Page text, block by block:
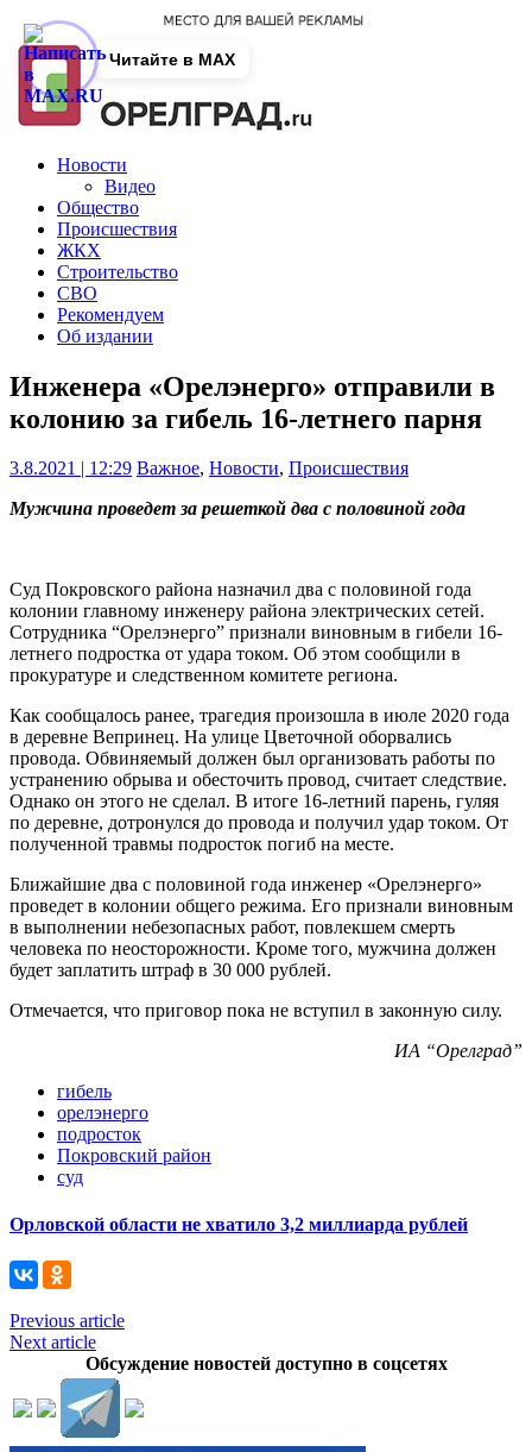
Новости
Видео
Общество
Происшествия
ЖКХ
Строительство
СВО
Рекомендуем
Об издании
Инженера «Орелэнерго» отправили в
колонию за гибель 16-летнего парня
3.8.2021 | 12:29 Важное, Новости, Происшествия
Мужчина проведет за решеткой два с половиной года
Суд Покровского района назначил два с половиной года
колонии главному инженеру района электрических сетей.
Сотрудника “Орелэнерго” признали виновным в гибели 16-
летнего подростка от удара током. Об этом сообщили в
прокуратуре и следственном комитете региона.
Как сообщалось ранее, трагедия произошла в июле 2020 года
в деревне Вепринец. На улице Цветочной оборвались
провода. Обвиняемый должен был организовать работы по
устранению обрыва и обесточить провод, считает следствие.
Однако он этого не сделал. В итоге 16-летний парень, гуляя
по деревне, дотронулся до провода и получил удар током. От
полученной травмы подросток погиб на месте.
Ближайшие два с половиной года инженер «Орелэнерго»
проведет в колонии общего режима. Его признали виновным
в выполнении небезопасных работ, повлекшем смерть
человека по неосторожности. Кроме того, мужчина должен
будет заплатить штраф в 30 000 рублей.
Отмечается, что приговор пока не вступил в законную силу.
ИА “Орелград”
гибель
орелэнерго
подросток
Покровский район
суд
Орловской области не хватило 3,2 миллиарда рублей
Previous article
Next article
Обсуждение новостей доступно в соцсетях
Читайте в MAX